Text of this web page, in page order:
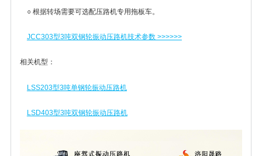
○ 根据转场需要可选配压路机专用拖板车。
JCC303型3吨双钢轮振动压路机技术参数 >>>>>>
相关机型：
LSS203型3吨单钢轮振动压路机
LSD403型3吨双钢轮振动压路机